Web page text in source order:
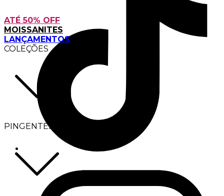
ATÉ 50% OFF
MOISSANITES
LANÇAMENTOS
COLEÇÕES
PINGENTES